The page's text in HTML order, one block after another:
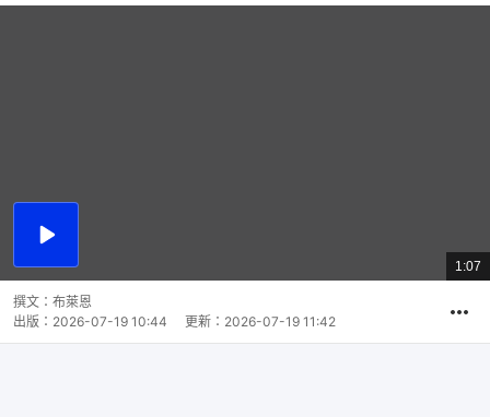
播
總
共
1:07
撰文： 布萊恩
出版： 2026-07-19 10:44 更新： 2026-07-19 11:42